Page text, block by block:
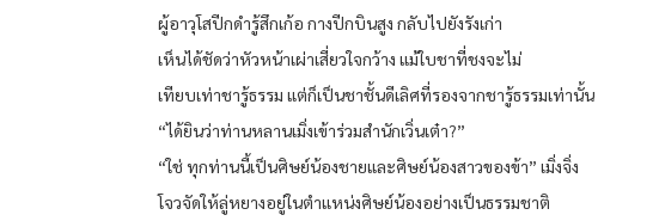
ผู้อาวุโสปีกดำรู้สึกเก้อ กางปีกบินสูง กลับไปยังรังเก่า
เห็นได้ชัดว่าหัวหน้าเผ่าเสี่ยวใจกว้าง แม้ใบชาที่ชงจะไม่
เทียบเท่าชารู้ธรรม แต่ก็เป็นชาชั้นดีเลิศที่รองจากชารู้ธรรมเท่านั้น
“ได้ยินว่าท่านหลานเมิ่งเข้าร่วมสำนักเวิ่นเต๋า?”
“ใช่ ทุกท่านนี้เป็นศิษย์น้องชายและศิษย์น้องสาวของข้า” เมิ่งจิ่ง
โจวจัดให้ลู่หยางอยู่ในตำแหน่งศิษย์น้องอย่างเป็นธรรมชาติ